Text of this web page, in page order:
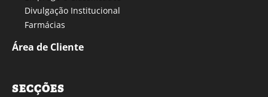
Divulgação Institucional
Farmácias
Área de Cliente
SECÇÕES